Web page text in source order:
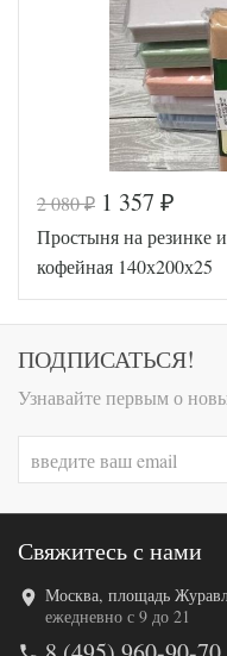
Код товара
545-118
Артикул
AL460704
8017173
Ткань
140х200
(на
Производитель
АльВиТек
Код товара
545-128
Артикул
2 080₽ 1 357 ₽
Простыня на
кофейная 140х200х25
ПОДПИСАТЬСЯ!
Узнавайте первым о
Свяжитесь с нами
Москва, площадь
ежедневно с 9 до 21